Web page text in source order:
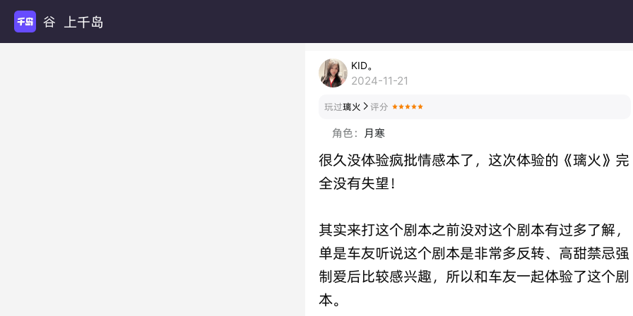
谷圈扩列 上千岛
KID。
2024-11-21
玩过璃火 评分
角色： 月寒
很久没体验疯批情感本了，这次体验的《璃火》完
全没有失望！
其实来打这个剧本之前没对这个剧本有过多了解，
单是车友听说这个剧本是非常多反转、高甜禁忌强
制爱后比较感兴趣，所以和车友一起体验了这个剧
本。